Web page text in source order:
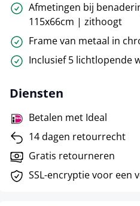
Afmetingen bij
115x66cm | zithoogt
Frame van metaal in
Inclusief 5 lichtlopende
Diensten
Betalen met Ideal
14 dagen retourrecht
Gratis retourneren
SSL-encryptie voor een